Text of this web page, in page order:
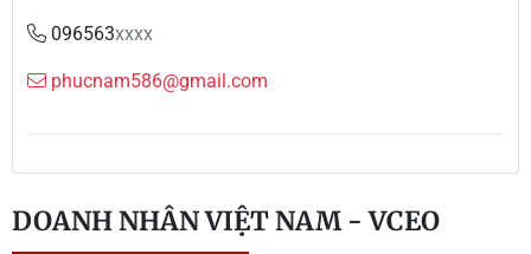
096563xxxx
phucnam586@gmail.com
DOANH NHÂN VIỆT NAM - VCEO